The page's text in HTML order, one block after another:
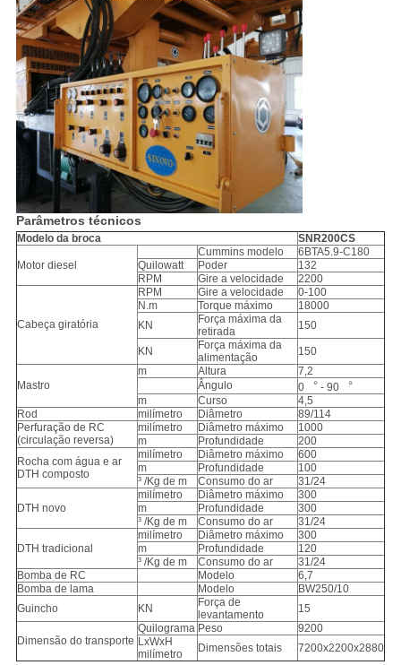
Parâmetros técnicos
Modelo da broca SNR200CS
Motor diesel
Cummins modelo
6BTA5.9-C180
Quilowatt
Poder
132
RPM
Gire a velocidade 2200
Cabeça giratória
RPM Gire a velocidade
0-100
N.m
Torque máximo
18000
KN
Força máxima da
retirada
150
KN
Força máxima da
alimentação
150
Mastro
m Altura
7,2
Ângulo
0 ︒ - 90 ︒
m
Curso
4,5
Rod
milímetro Diâmetro
89/114
Perfuração de RC
(circulação reversa)
milímetro Diâmetro máximo
1000
m
Profundidade
200
Rocha com água e ar
DTH composto
milímetro Diâmetro máximo
600
m
Profundidade
100
³ /Kg de m
Consumo do ar 31/24
DTH novo
milímetro Diâmetro máximo
300
m
Profundidade
300
³ /Kg de m
Consumo do ar 31/24
DTH tradicional
milímetro Diâmetro máximo
300
m
Profundidade
120
³ /Kg de m
Consumo do ar
31/24
Bomba de RC
Modelo
6,7
Bomba de lama
Modelo
BW250/10
Guincho
KN
Força de
levantamento
15
Dimensão do transporte
Quilograma Peso
9200
LxWxH
milímetro
Dimensões totais
7200x2200x2880